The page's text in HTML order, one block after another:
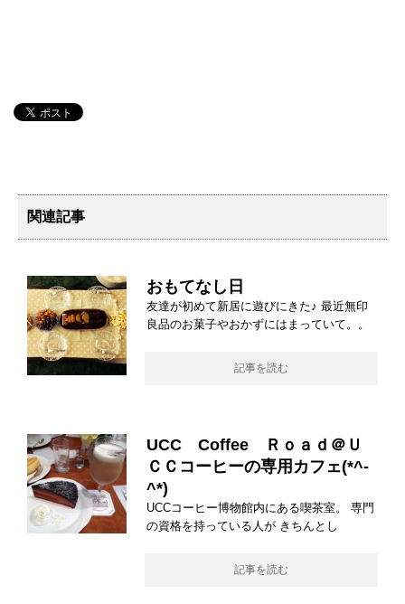
関連記事
おもてなし日
友達が初めて新居に遊びにきた♪ 最近無印
良品のお菓子やおかずにはまっていて。。
記事を読む
UCC Coffee Ｒｏａｄ＠Ｕ
ＣＣコーヒーの専用カフェ(*^-
^*)
UCCコーヒー博物館内にある喫茶室。 専門
の資格を持っている人が きちんとし
記事を読む